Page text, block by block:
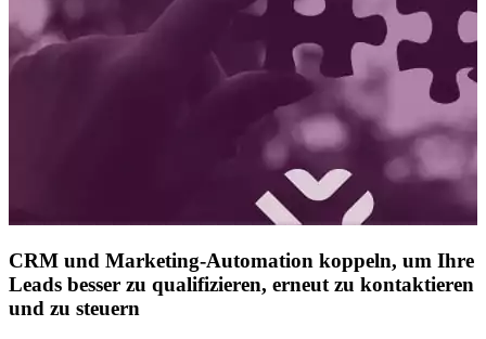
CRM und Marketing-Automation koppeln, um Ihre
Leads besser zu qualifizieren, erneut zu kontaktieren
und zu steuern